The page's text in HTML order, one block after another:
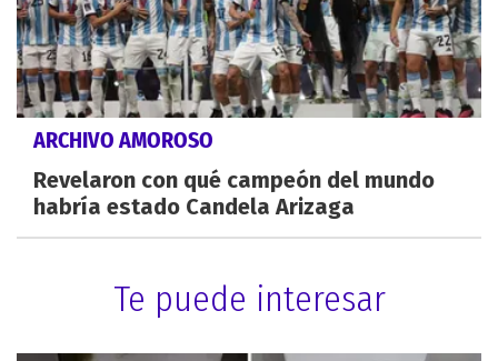
ARCHIVO AMOROSO
Revelaron con qué campeón del mundo
habría estado Candela Arizaga
Te puede interesar